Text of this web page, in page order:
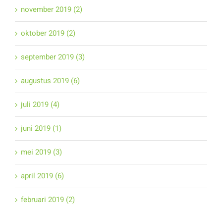
november 2019 (2)
oktober 2019 (2)
september 2019 (3)
augustus 2019 (6)
juli 2019 (4)
juni 2019 (1)
mei 2019 (3)
april 2019 (6)
februari 2019 (2)